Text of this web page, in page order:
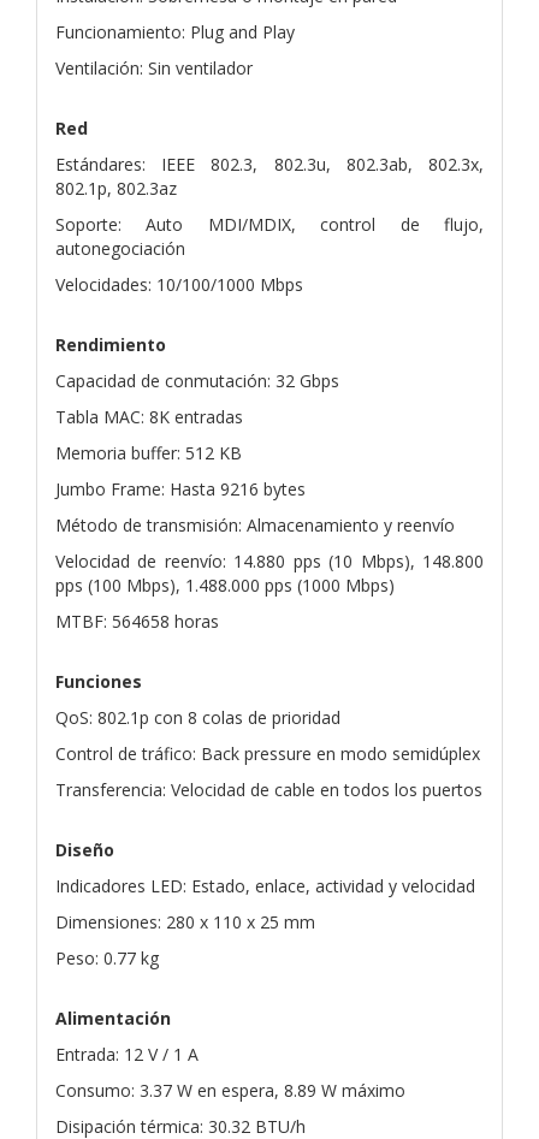
Funcionamiento: Plug and Play
Ventilación: Sin ventilador
Red
Estándares: IEEE 802.3, 802.3u, 802.3ab, 802.3x,
802.1p, 802.3az
Soporte: Auto MDI/MDIX, control de flujo,
autonegociación
Velocidades: 10/100/1000 Mbps
Rendimiento
Capacidad de conmutación: 32 Gbps
Tabla MAC: 8K entradas
Memoria buffer: 512 KB
Jumbo Frame: Hasta 9216 bytes
Método de transmisión: Almacenamiento y reenvío
Velocidad de reenvío: 14.880 pps (10 Mbps), 148.800
pps (100 Mbps), 1.488.000 pps (1000 Mbps)
MTBF: 564658 horas
Funciones
QoS: 802.1p con 8 colas de prioridad
Control de tráfico: Back pressure en modo semidúplex
Transferencia: Velocidad de cable en todos los puertos
Diseño
Indicadores LED: Estado, enlace, actividad y velocidad
Dimensiones: 280 x 110 x 25 mm
Peso: 0.77 kg
Alimentación
Entrada: 12 V / 1 A
Consumo: 3.37 W en espera, 8.89 W máximo
Disipación térmica: 30.32 BTU/h